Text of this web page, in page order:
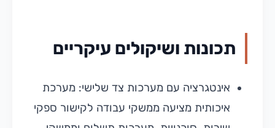
תכונות ושיקולים עיקריים
אינטגרציה עם מערכות צד שלישי: מערכת
איכותית מציעה ממשקי עבודה לקישור ספקי